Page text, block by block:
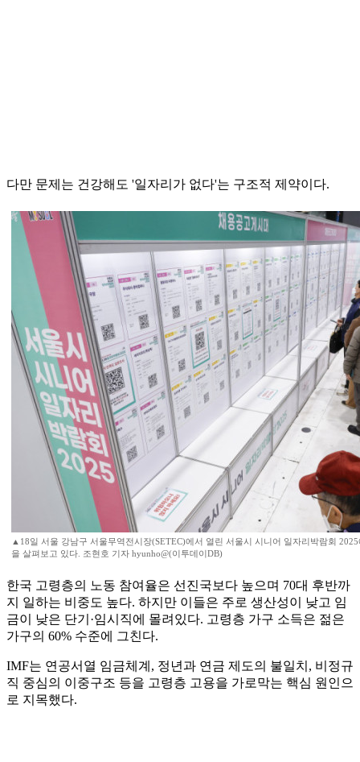
다만 문제는 건강해도 '일자리가 없다'는 구조적 제약이다.
▲18일 서울 강남구 서울무역전시장(SETEC)에서 열린 서울시 시니어 일자리박람회
을 살펴보고 있다. 조현호 기자 hyunho@(이투데이DB)
한국 고령층의 노동 참여율은 선진국보다 높으며 70대 후반까
지 일하는 비중도 높다. 하지만 이들은 주로 생산성이 낮고 임
금이 낮은 단기·임시직에 몰려있다. 고령층 가구 소득은 젊은
가구의 60% 수준에 그친다.
IMF는 연공서열 임금체계, 정년과 연금 제도의 불일치, 비정규
직 중심의 이중구조 등을 고령층 고용을 가로막는 핵심 원인으
로 지목했다.